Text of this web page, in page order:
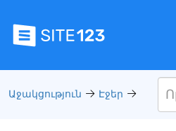
Աջակցություն Էջեր